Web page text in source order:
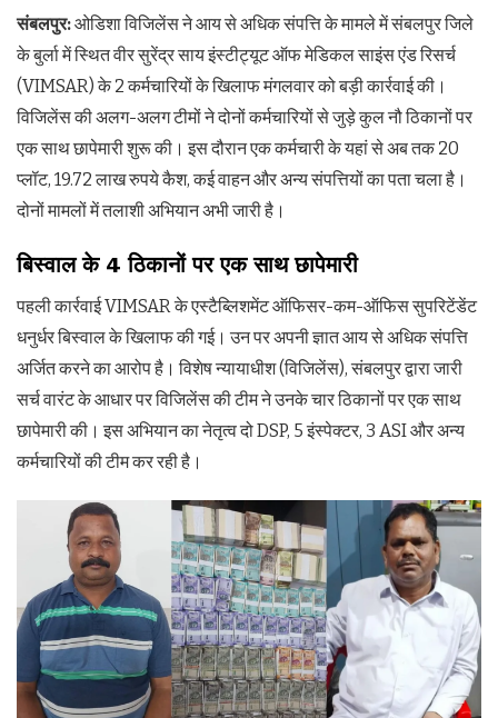
संबलपुर:ओडिशा विजिलेंस ने आय से अधिक संपत्ति के मामले में संबलपुर जिले
के बुर्ला में स्थित वीर सुरेंद्र साय इंस्टीट्यूट ऑफ मेडिकल साइंस एंड रिसर्च
(VIMSAR) के 2 कर्मचारियों के खिलाफ मंगलवार को बड़ी कार्रवाई की।
विजिलेंस की अलग-अलग टीमों ने दोनों कर्मचारियों से जुड़े कुल नौ ठिकानों पर
एक साथ छापेमारी शुरू की। इस दौरान एक कर्मचारी के यहां से अब तक 20
प्लॉट, 19.72 लाख रुपये कैश, कई वाहन और अन्य संपत्तियों का पता चला है।
दोनों मामलों में तलाशी अभियान अभी जारी है।
बिस्वाल के 4 ठिकानों पर एक साथ छापेमारी
पहली कार्रवाई VIMSAR के एस्टैब्लिशमेंट ऑफिसर-कम-ऑफिस सुपरिटेंडेंट
धनुर्धर बिस्वाल के खिलाफ की गई। उन पर अपनी ज्ञात आय से अधिक संपत्ति
अर्जित करने का आरोप है। विशेष न्यायाधीश (विजिलेंस), संबलपुर द्वारा जारी
सर्च वारंट के आधार पर विजिलेंस की टीम ने उनके चार ठिकानों पर एक साथ
छापेमारी की। इस अभियान का नेतृत्व दो DSP, 5 इंस्पेक्टर, 3 ASI और अन्य
कर्मचारियों की टीम कर रही है।